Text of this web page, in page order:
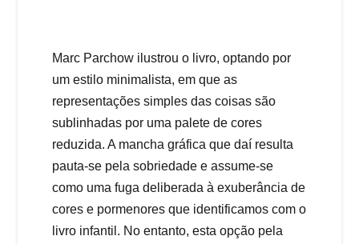
Marc Parchow ilustrou o livro, optando por
um estilo minimalista, em que as
representações simples das coisas são
sublinhadas por uma palete de cores
reduzida. A mancha gráfica que daí resulta
pauta-se pela sobriedade e assume-se
como uma fuga deliberada à exuberância de
cores e pormenores que identificamos com o
livro infantil. No entanto, esta opção pela